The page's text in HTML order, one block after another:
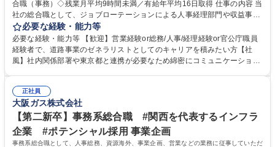
合職（事務）◇残業月平均9時間未満／有給年平均16日取得 仕事の内容 当
社の総合職として、ジョブローテーションによる人事経理部門や収益事業
等のフロント部門の部署等幅広い部署での業務をお任せいたします。研修
制度やキャリア支援が充実しております！ ※下記業務詳細 【業務詳細】■
管理部門：広報、人事、経理など当公社の運営に係る管理業務 ■収益部
門：駐車場の新規開拓、管理運営、新宿駅西口広場の「イベントコーナ
道路施設や道路工事現場の見学ツアー事業 ※入社後は上記いずれかの部門
へ配属。※業務内容変更の範囲：会社の定める業務 募集職種 【都庁グル
ープ】総合職（事務）◇残業月平均9時間未満／有給年平均16日取得
必要な経験・能力等
必要な経験・能力等 【歓迎】営業経験or総務/人事/経理経験or官公庁職員
経験者で、道路事業のゼネラリストとしてのキャリアを積みたい方【社
風】社内関係部署や東京都と連携が必要なため綿密にコミュニケーション
部門など多岐に渡る業務を経験できます。 ■様々なプロジェクト：駐車場
事業の他、新宿駅西口広場内に設置された照明を兼ねた広告「ブライトサ
イン」の管理運営を行うなど、事業収益を生み出す活動を積極的に行って
います。 学歴・資格 学歴：大学院 大学 高専 短大 専修学校 高校 語学力：
資格：
正社員
大阪ガス株式会社
【第二新卒】事務系総合職 #関西を代表するインフラ
企業 #ポテンシャル採用 事業企画
事務系総合職として、人事総務、資源海外、事業企画、営業などの業務に従事していただ